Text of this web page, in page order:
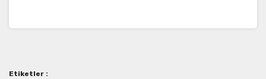
DJI Zenmuse H30 Serisi Teknik
Etiketler :